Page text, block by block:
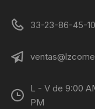
33-23-86-45-
L - V de 9:00
PM